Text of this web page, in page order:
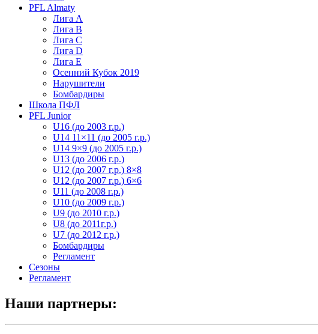
PFL Almaty
Лига A
Лига В
Лига С
Лига D
Лига Е
Осенний Кубок 2019
Нарушители
Бомбардиры
Школа ПФЛ
PFL Junior
U16 (до 2003 г.р.)
U14 11×11 (до 2005 г.р.)
U14 9×9 (до 2005 г.р.)
U13 (до 2006 г.р.)
U12 (до 2007 г.р.) 8×8
U12 (до 2007 г.р.) 6×6
U11 (до 2008 г.р.)
U10 (до 2009 г.р.)
U9 (до 2010 г.р.)
U8 (до 2011г.р.)
U7 (до 2012 г.р.)
Бомбардиры
Регламент
Сезоны
Регламент
Наши партнеры: